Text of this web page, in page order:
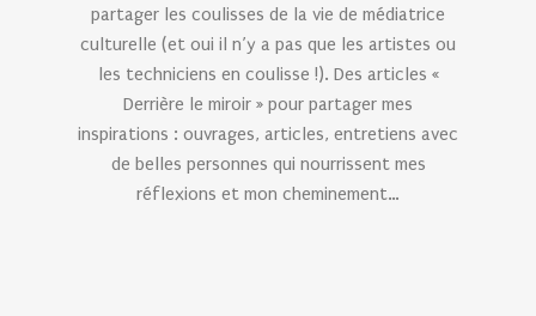
partager les coulisses de la vie de médiatrice
culturelle (et oui il n’y a pas que les artistes ou
les techniciens en coulisse !). Des articles «
Derrière le miroir » pour partager mes
inspirations : ouvrages, articles, entretiens avec
de belles personnes qui nourrissent mes
réflexions et mon cheminement…